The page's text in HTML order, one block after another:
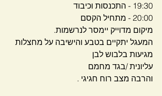
19:30 - התכנסות וכיבוד
20:00 - מתחיל הקסם
מיקום מדוייק יימסר לנרשמות.
המעגל יתקיים בטבע והישיבה על מחצלות
מגיעות בלבוש לבן
עליונית /בגד מחמם
והרבה מצב רוח חגיגי .